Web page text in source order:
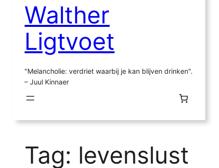
Walther
Ligtvoet
"Melancholie: verdriet waarbij je kan blijven drinken".
– Juul Kinnaer
Tag: levenslust